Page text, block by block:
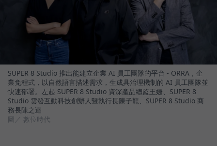
SUPER 8 Studio 推出能建立企業 AI 員工團隊的平台 - ORRA，企
業免程式，以自然語言描述需求，生成具治理機制的 AI 員工團隊並
快速部署。左起 SUPER 8 Studio 資深產品總監王婕、SUPER 8
Studio 雲發互動科技創辦人暨執行長陳子龍、SUPER 8 Studio 商
務長陳之逵
圖／ 數位時代